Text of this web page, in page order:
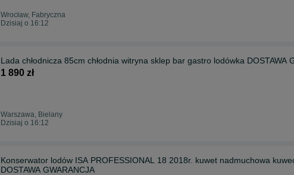
Wrocław, Fabryczna
Dzisiaj o 16:12
Lada chłodnicza 85cm chłodnia witryna sklep bar gastro lodówka DOSTAWA
1 890 zł
Warszawa, Bielany
Dzisiaj o 16:12
Konserwator lodów ISA PROFESSIONAL 18 2018r. kuwet nadmuchowa
DOSTAWA GWARANCJA